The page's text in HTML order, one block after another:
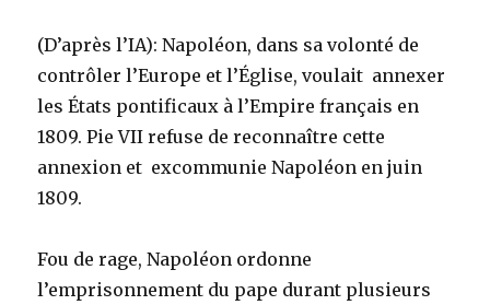
(D’après l’IA): Napoléon, dans sa volonté de
contrôler l’Europe et l’Église, voulait annexer
les États pontificaux à l’Empire français en
1809. Pie VII refuse de reconnaître cette
annexion et excommunie Napoléon en juin
1809.
Fou de rage, Napoléon ordonne
l’emprisonnement du pape durant plusieurs